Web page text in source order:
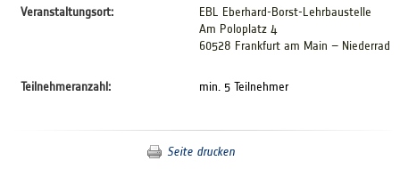
Veranstaltungsort:
EBL Eberhard-Borst-Lehrbaustelle
Am Poloplatz 4
60528 Frankfurt am Main – Niederrad
Teilnehmeranzahl: min. 5 Teilnehmer
Seite drucken